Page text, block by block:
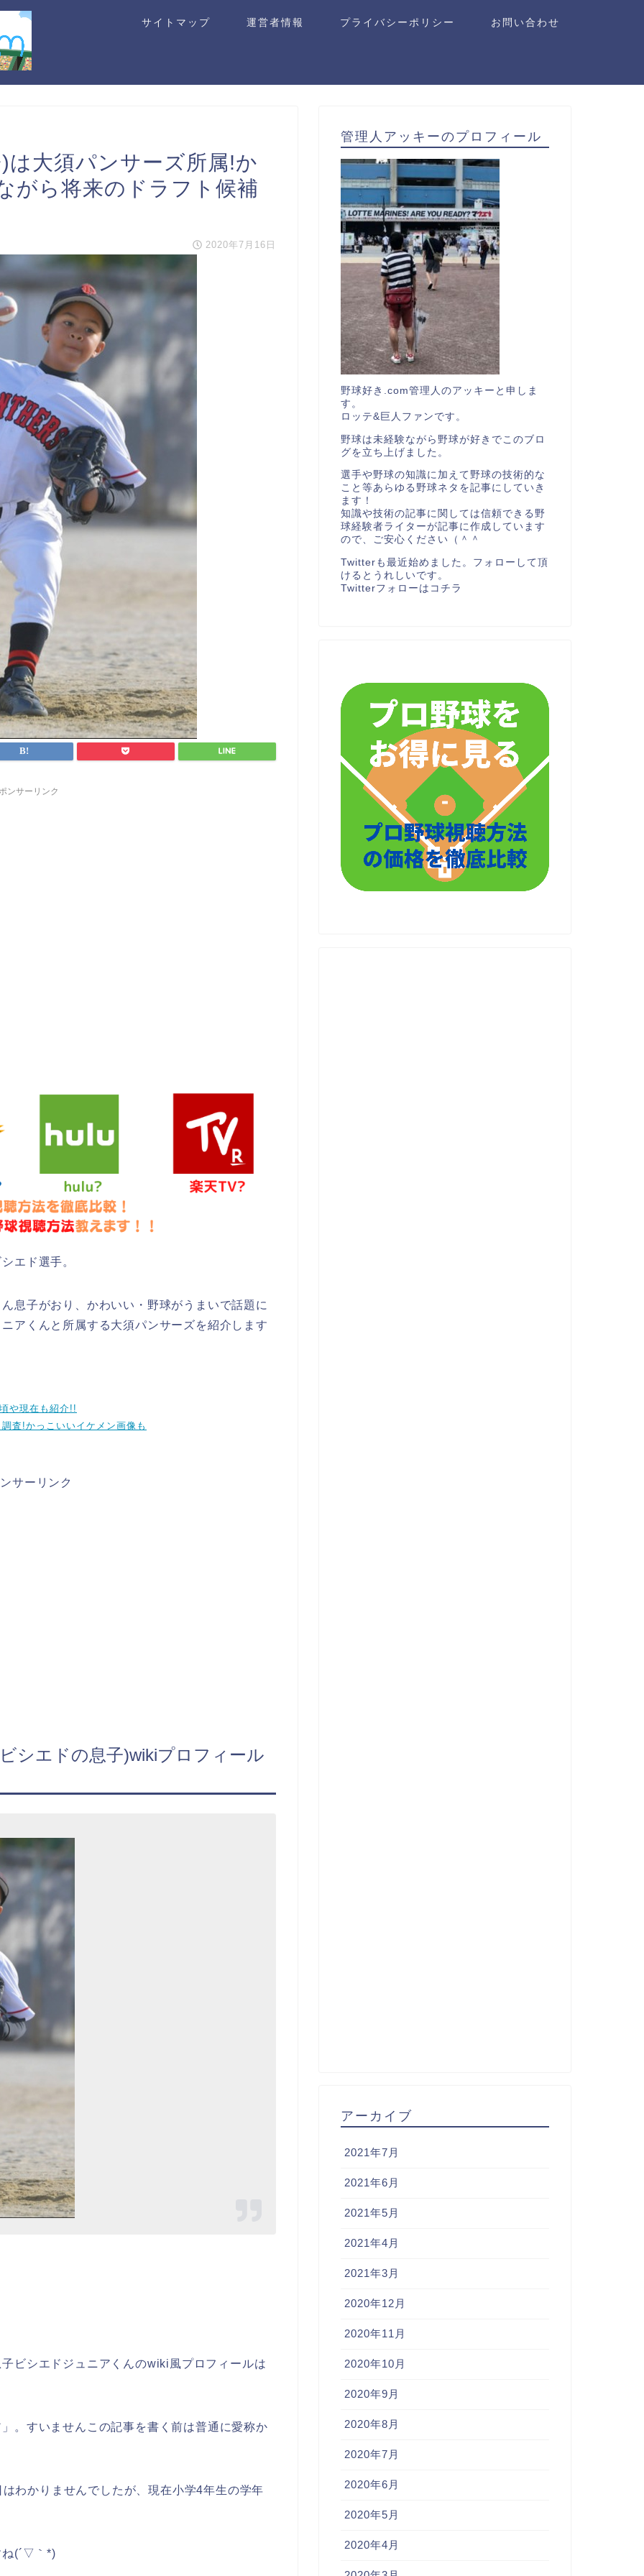
サイトマップ 運営者情報 プライバシーポリシー お問い合わせ
大須パンサーズ所属!か
がら将来のドラフト候補
2020年7月16日
ンサーリンク
エド選手。
息子がおり、かわいい・野球がうまいで話題に
アくんと所属する大須パンサーズを紹介します
や現在も紹介!!
査!かっこいいイケメン画像も
サーリンク
シエドの息子)wikiプロフィール
ビシエドジュニアくんのwiki風プロフィールは
。すいませんこの記事を書く前は普通に愛称か
わかりませんでしたが、現在小学4年生の学年
ね(´▽｀*)
管理人アッキーのプロフィール
野球好き.com管理人のアッキーと申しま
す。
ロッテ&巨人ファンです。
野球は未経験ながら野球が好きでこのブロ
グを立ち上げました。
選手や野球の知識に加えて野球の技術的な
こと等あらゆる野球ネタを記事にしていき
ます！
知識や技術の記事に関しては信頼できる野
球経験者ライターが記事に作成しています
ので、ご安心ください（＾＾
Twitterも最近始めました。フォローして頂
けるとうれしいです。
Twitterフォローは コチラ
アーカイブ
2021年7月
2021年6月
2021年5月
2021年4月
2021年3月
2020年12月
2020年11月
2020年10月
2020年9月
2020年8月
2020年7月
2020年6月
2020年5月
2020年4月